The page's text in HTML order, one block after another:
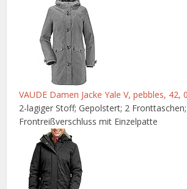
VAUDE Damen Jacke Yale V, pebbles, 42,
2-lagiger Stoff; Gepolstert; 2
Frontreißverschluss mit Einzelpatte